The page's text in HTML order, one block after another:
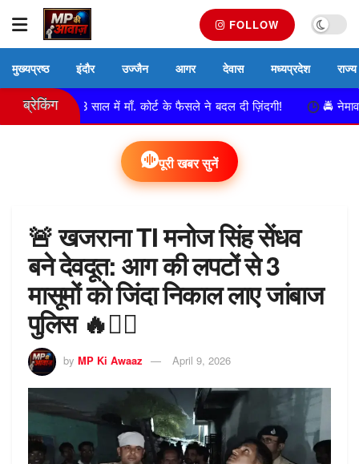
FOLLOW
मुख्यप्रष्ठ इंदौर उज्जैन आगर देवास मध्यप्रदेश राज्य
ब्रेकिंग
13 साल में माँ. कोर्ट के फैसले ने बदल दी ज़िंदगी! 🚔 नेमावर पुलिस
पूरी खबर सुनें
🚨 खजराना TI मनोज सिंह सेंधव
बने देवदूत: आग की लपटों से 3
मासूमों को जिंदा निकाल लाए जांबाज
पुलिस 🔥👮‍♂️
by MP Ki Awaaz April 9, 2026